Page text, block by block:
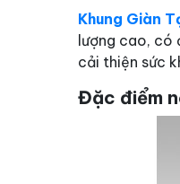
Khung Giàn
lượng cao, có
cải thiện sức
Đặc điểm